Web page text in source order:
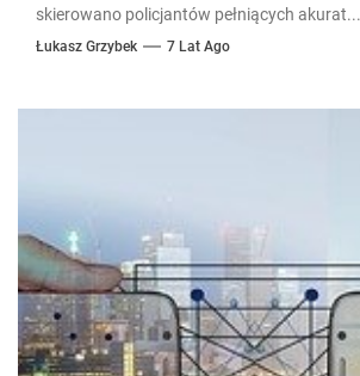
skierowano policjantów pełniących akurat...
Łukasz Grzybek 7 Lat Ago